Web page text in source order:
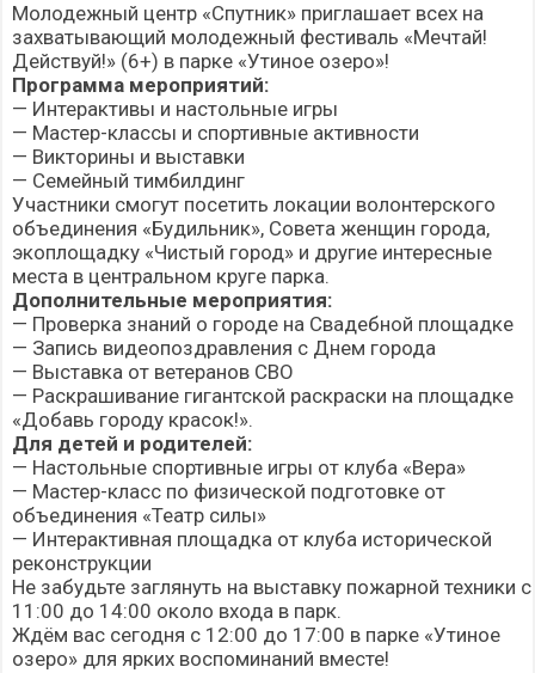
Молодежный центр «Спутник» приглашает всех на
захватывающий молодежный фестиваль «Мечтай!
Действуй!» (6+) в парке «Утиное озеро»!
Программа мероприятий:
— Интерактивы и настольные игры
— Мастер-классы и спортивные активности
— Викторины и выставки
— Семейный тимбилдинг
Участники смогут посетить локации волонтерского
объединения «Будильник», Совета женщин города,
экоплощадку «Чистый город» и другие интересные
места в центральном круге парка.
Дополнительные мероприятия:
— Проверка знаний о городе на Свадебной площадке
— Запись видеопоздравления с Днем города
— Выставка от ветеранов СВО
— Раскрашивание гигантской раскраски на площадке
«Добавь городу красок!».
Для детей и родителей:
— Настольные спортивные игры от клуба «Вера»
— Мастер-класс по физической подготовке от
объединения «Театр силы»
— Интерактивная площадка от клуба исторической
реконструкции
Не забудьте заглянуть на выставку пожарной техники с
11:00 до 14:00 около входа в парк.
Ждём вас сегодня с 12:00 до 17:00 в парке «Утиное
озеро» для ярких воспоминаний вместе!